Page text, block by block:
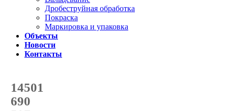
Дробеструйная обработка
Покраска
Маркировка и упаковка
Объекты
Новости
Контакты
14501
с начала года
690
с начала месяца